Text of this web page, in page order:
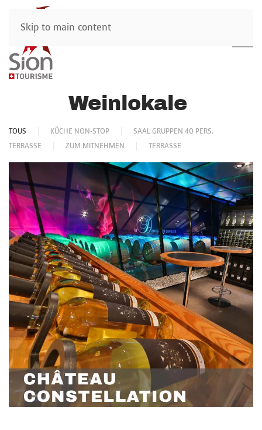
Skip to main content
Weinlokale
TOUS KÜCHE NON-STOP
SAAL GRUPPEN 40 PERS.
TERRASSE
ZUM MITNEHMEN TERRASSE